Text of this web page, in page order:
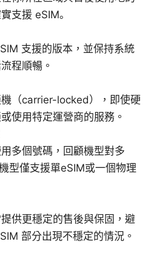
支援 eSIM。
支援的版本，並保持系統
程順暢。
（carrier-locked），即使硬
使用特定運營商的服務。
多個號碼，回顧機型對多
型僅支援單eSIM或一個物理
供更穩定的售後與保固，避
部分出現不穩定的情況。